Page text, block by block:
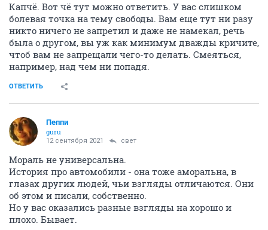
Капчё. Вот чё тут можно ответить. У вас слишком
болевая точка на тему свободы. Вам еще тут ни разу
никто ничего не запретил и даже не намекал, речь
была о другом, вы уж как минимум дважды кричите,
чтоб вам не запрещали чего-то делать. Смеяться,
например, над чем ни попадя.
ОТВЕТИТЬ
Пeппи
guru
12 сентября 2021 свет
Мораль не универсальна.
История про автомобили - она тоже аморальна, в
глазах других людей, чьи взгляды отличаются. Они
об этом и писали, собственно.
Но у вас оказались разные взгляды на хорошо и
плохо. Бывает.